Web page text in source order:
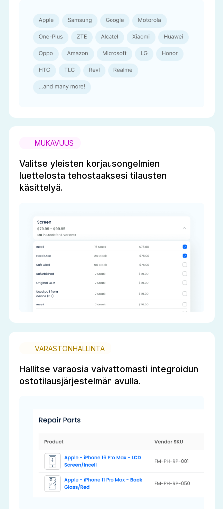
MUKAVUUS
Valitse yleisten korjausongelmien
luettelosta tehostaaksesi tilausten
käsittelyä.
VARASTONHALLINTA
Hallitse varaosia vaivattomasti integroidun
ostotilausjärjestelmän avulla.